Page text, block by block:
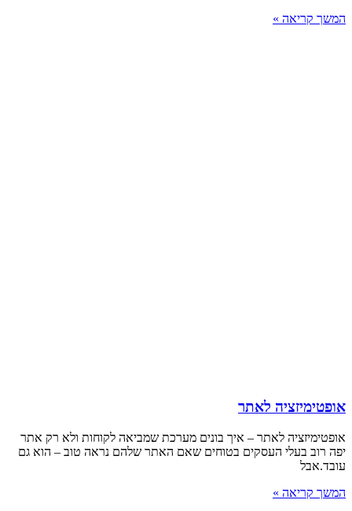
המשך קריאה »
אופטימיזציה לאתר
אופטימיזציה לאתר – איך בונים מערכת שמביאה לקוחות ולא רק אתר
יפה רוב בעלי העסקים בטוחים שאם האתר שלהם נראה טוב – הוא גם
עובד.אבל
המשך קריאה »